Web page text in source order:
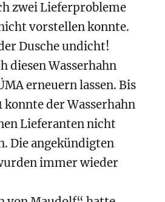
zwei Lieferprobleme
vorstellen konnte.
Dusche undicht!
diesen Wasserhahn
erneuern lassen. Bis
konnte der Wasserhahn
Lieferanten nicht
Die angekündigten
immer wieder